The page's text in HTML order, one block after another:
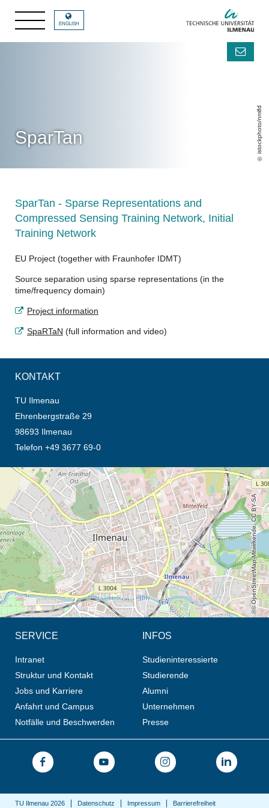
istockphoto/nmlfd
ENGLISH
SparTan
SparTan - Sparse Representations and
Compressed Sensing Training Network, Initial
Training Network
EU Project (together with Fraunhofer IDMT)
Source separation using sparse representations (in the
time/frequency domain)
Project information
SpaRTaN (full information and video)
KONTAKT
TU Ilmenau
Ehrenbergstraße 29
98693 Ilmenau
Telefon +49 3677 69-0
Öffnet die Anfahrtsbeschreibung in neuem Tab (Karte)
© OpenStreetMap-Mitwirkende, CC BY-SA
SERVICE
Intranet
Struktur und Kontakt
Jobs und Karriere
Anfahrt und Campus
Notfälle und Beschwerden
INFOS
Studieninteressierte
Studierende
Alumni
Unternehmen
Presse
TU Ilmenau 2026 Datenschutz Impressum Barrierefreiheit